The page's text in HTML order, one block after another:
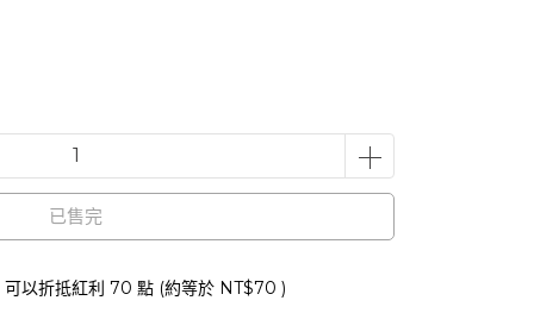
已售完
以折抵紅利 70 點 (約等於 NT$70 )